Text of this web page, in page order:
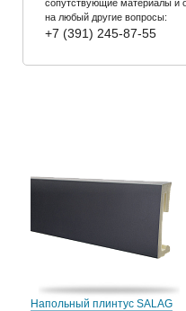
сопутствующие материалы и
на любый другие вопросы:
+7 (391) 245-87-55
Напольный плинтус SALAG